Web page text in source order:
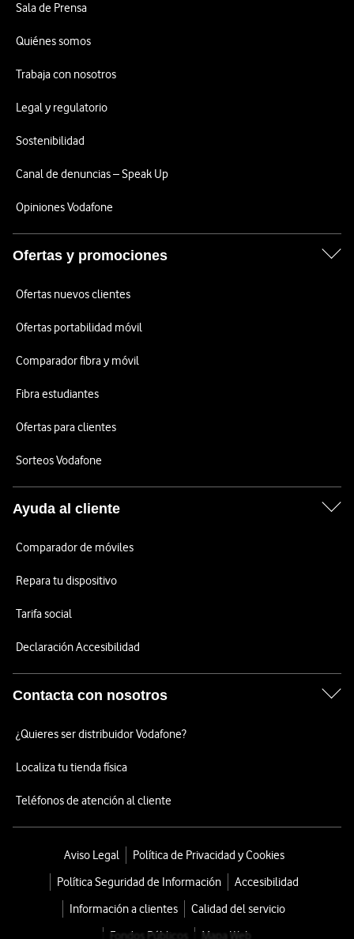
Sala de Prensa
Quiénes somos
Trabaja con nosotros
Legal y regulatorio
Sostenibilidad
Canal de denuncias – Speak Up
Opiniones Vodafone
Ofertas y promociones
Ofertas nuevos clientes
Ofertas portabilidad móvil
Comparador fibra y móvil
Fibra estudiantes
Ofertas para clientes
Sorteos Vodafone
Ayuda al cliente
Comparador de móviles
Repara tu dispositivo
Tarifa social
Declaración Accesibilidad
Contacta con nosotros
¿Quieres ser distribuidor Vodafone?
Localiza tu tienda física
Teléfonos de atención al cliente
Aviso Legal
Política de Privacidad y Cookies
Política Seguridad de Información
Accesibilidad
Información a clientes
Calidad del servicio
Fondos Públicos
Mapa Web